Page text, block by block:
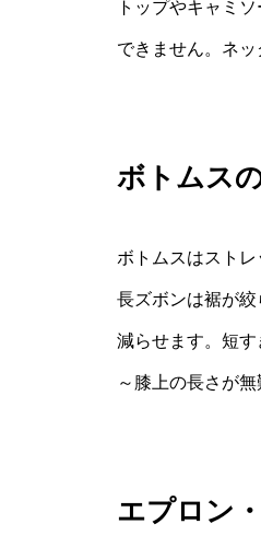
トップやキャミ
できません。ネ
ボトムス
ボトムスはスト
長ズボンは裾が
減らせます。短
～膝上の長さが無
エプロン